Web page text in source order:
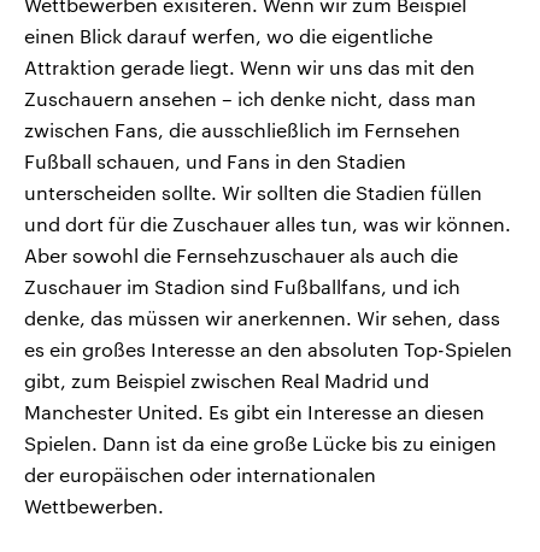
einen Blick darauf werfen, wo die eigentliche
Attraktion gerade liegt. Wenn wir uns das mit den
Zuschauern ansehen – ich denke nicht, dass man
zwischen Fans, die ausschließlich im Fernsehen
Fußball schauen, und Fans in den Stadien
unterscheiden sollte. Wir sollten die Stadien füllen
und dort für die Zuschauer alles tun, was wir können.
Aber sowohl die Fernsehzuschauer als auch die
Zuschauer im Stadion sind Fußballfans, und ich
denke, das müssen wir anerkennen. Wir sehen, dass
es ein großes Interesse an den absoluten Top-Spielen
gibt, zum Beispiel zwischen Real Madrid und
Manchester United. Es gibt ein Interesse an diesen
Spielen. Dann ist da eine große Lücke bis zu einigen
der europäischen oder internationalen
Wettbewerben.